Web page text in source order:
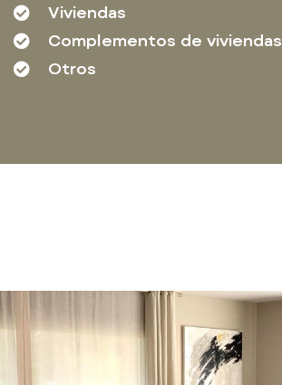
Viviendas
Complementos de viviendas
Otros